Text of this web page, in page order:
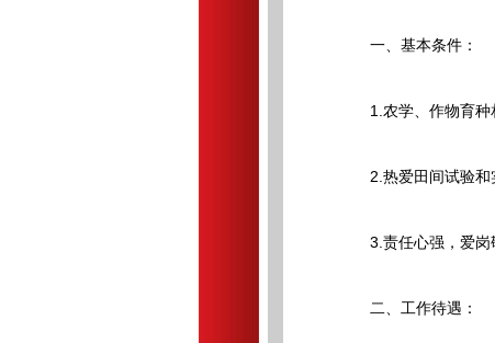
一、基本条件：
1.农学、作物育种相
2.热爱田间试验和
3.责任心强，爱岗敬
二、工作待遇：